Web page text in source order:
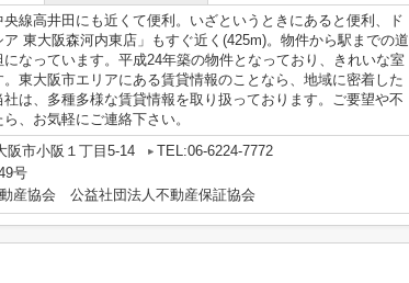
線高井田にも近くて便利。いざというときにあると便利、ド
東大阪森河内東店」もすぐ近く(425m)。物件から駅までの道
なっています。平成24年築の物件となっており、きれいな室
東大阪市エリアにある賃貸情報のことなら、地域に密着した
は、多種多様な賃貸情報を取り扱っております。ご要望や不
、お気軽にご連絡下さい。
阪市小阪１丁目5-14
TEL:06-6224-7772
号
産協会 公益社団法人不動産保証協会